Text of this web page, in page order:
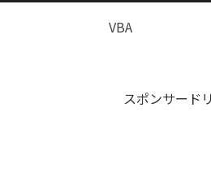
VBA
スポンサード